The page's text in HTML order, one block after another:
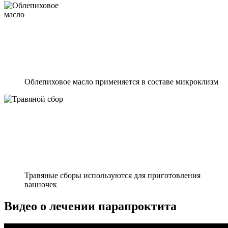
Облепиховое масло применяется в составе микроклизм
Травяные сборы используются для приготовления
ванночек
Видео о лечении парапроктита